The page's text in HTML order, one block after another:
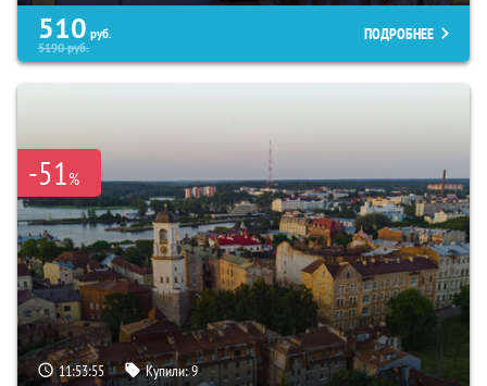
510 руб.
5190руб.
ПОДРОБНЕЕ
-51%
11:53:54 Купили:9